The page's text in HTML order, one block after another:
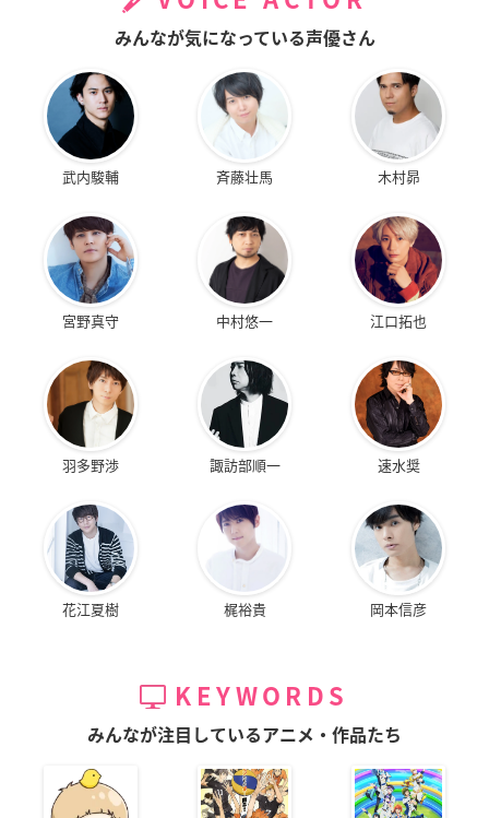
みんなが気になっている声優さん
武内駿輔 斉藤壮馬 木村昴
宮野真守 中村悠一 江口拓也
羽多野渉 諏訪部順一 速水奨
花江夏樹 梶裕貴 岡本信彦
KEYWORDS
みんなが注目しているアニメ・作品たち